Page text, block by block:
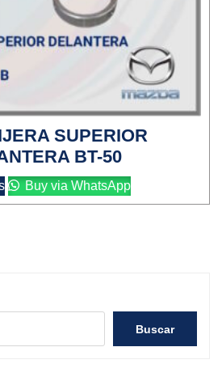
SUPERIOR
BT-50
Buy via WhatsApp
Buscar